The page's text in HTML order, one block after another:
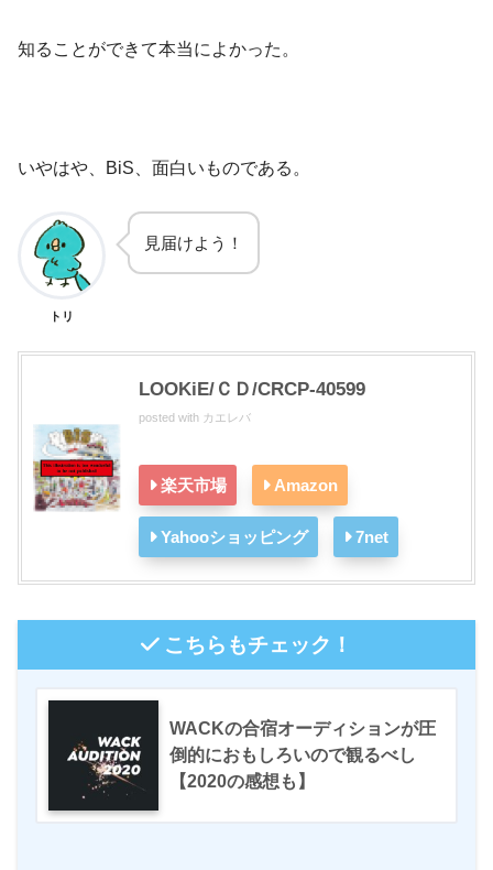
知ることができて本当によかった。
いやはや、BiS、面白いものである。
トリ
見届けよう！
LOOKiE/ＣＤ/CRCP-40599
posted with カエレバ
楽天市場 Amazon
Yahooショッピング 7net
こちらもチェック！
WACKの合宿オーディションが圧
倒的におもしろいので観るべし
【2020の感想も】